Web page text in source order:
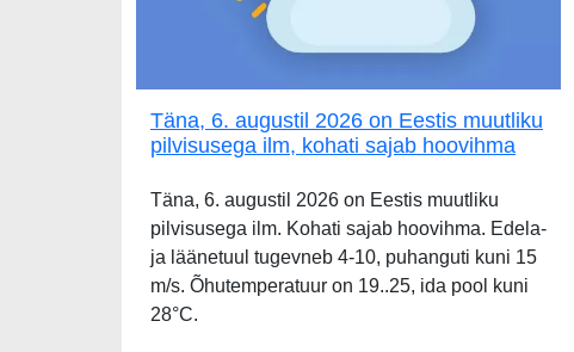
Täna, 6. augustil 2026 on Eestis muutliku
pilvisusega ilm, kohati sajab hoovihma
Täna, 6. augustil 2026 on Eestis muutliku
pilvisusega ilm. Kohati sajab hoovihma. Edela-
ja läänetuul tugevneb 4-10, puhanguti kuni 15
m/s. Õhutemperatuur on 19..25, ida pool kuni
28°C.